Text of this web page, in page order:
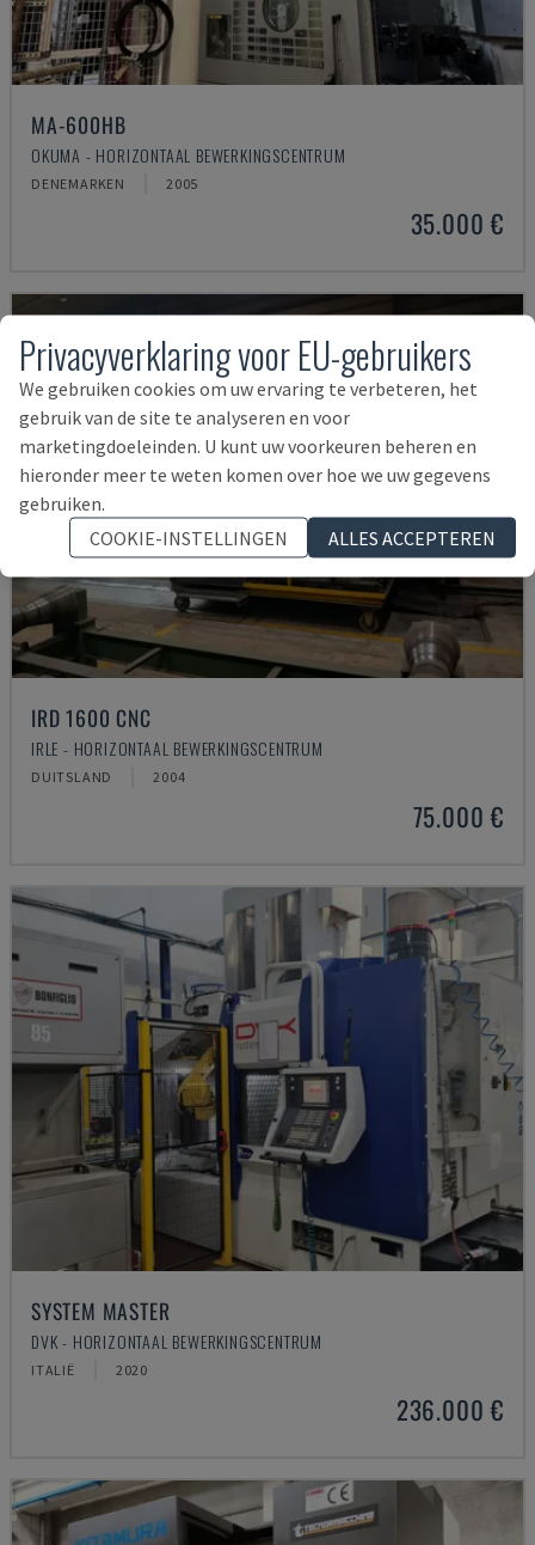
MA-600HB
OKUMA - HORIZONTAAL BEWERKINGSCENTRUM
DENEMARKEN 2005
35.000 €
IRD 1600 CNC
IRLE - HORIZONTAAL BEWERKINGSCENTRUM
DUITSLAND 2004
75.000 €
SYSTEM MASTER
DVK - HORIZONTAAL BEWERKINGSCENTRUM
ITALIË 2020
236.000 €
Privacyverklaring voor EU-gebruikers
We gebruiken cookies om uw ervaring te verbeteren, het
gebruik van de site te analyseren en voor
marketingdoeleinden. U kunt uw voorkeuren beheren en
hieronder meer te weten komen over hoe we uw gegevens
gebruiken.
COOKIE-INSTELLINGEN
ALLES ACCEPTEREN